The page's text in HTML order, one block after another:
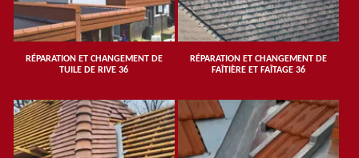
RÉPARATION ET CHANGEMENT DE
TUILE DE RIVE 36
RÉPARATION ET CHANGEMENT DE
FAÎTIÈRE ET FAÎTAGE 36